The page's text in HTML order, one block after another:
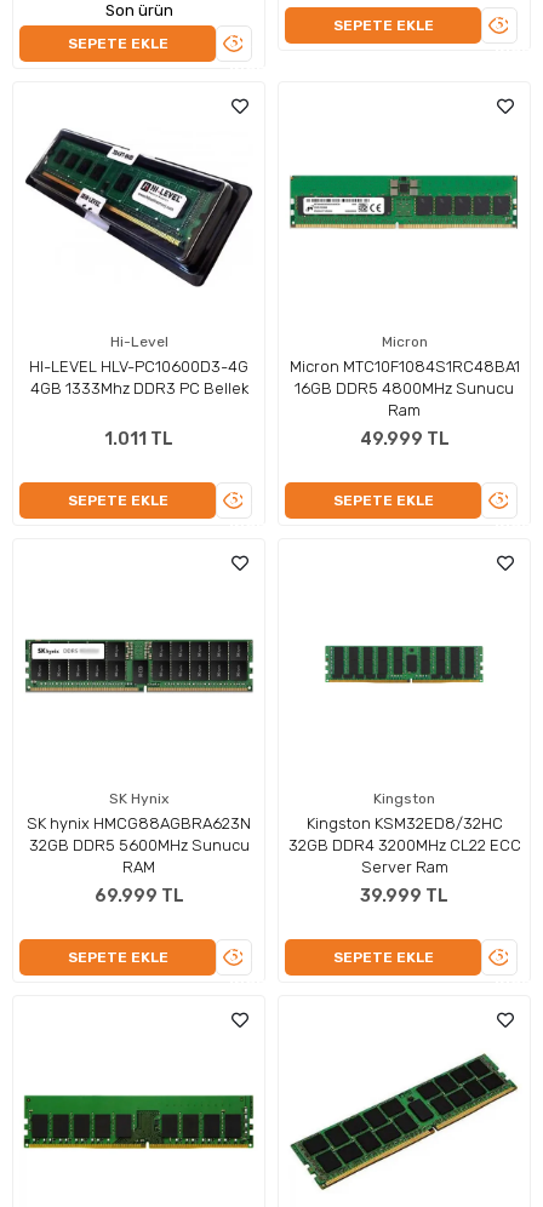
SEPETE EKLE
ÜRÜNÜ
Son ürün
SEPETE EKLE
Hi-Level
HI-LEVEL HLV-PC10600D3-4G
4GB 1333Mhz DDR3 PC Bellek
1.011 TL
SEPETE EKLE
ÜRÜNÜ
Micron
Micron MTC10F1084S1RC48BA1
16GB DDR5 4800MHz Sunucu
Ram
49.999 TL
SEPETE EKLE
SK Hynix
SK hynix HMCG88AGBRA623N
32GB DDR5 5600MHz Sunucu
RAM
69.999 TL
SEPETE EKLE
ÜRÜNÜ
Kingston
Kingston KSM32ED8/32HC
32GB DDR4 3200MHz CL22 ECC
Server Ram
39.999 TL
SEPETE EKLE